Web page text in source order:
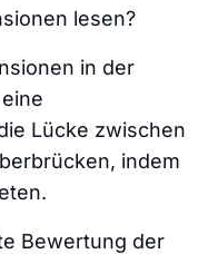
lesen?
in der
Lücke zwischen
indem
Bewertung der